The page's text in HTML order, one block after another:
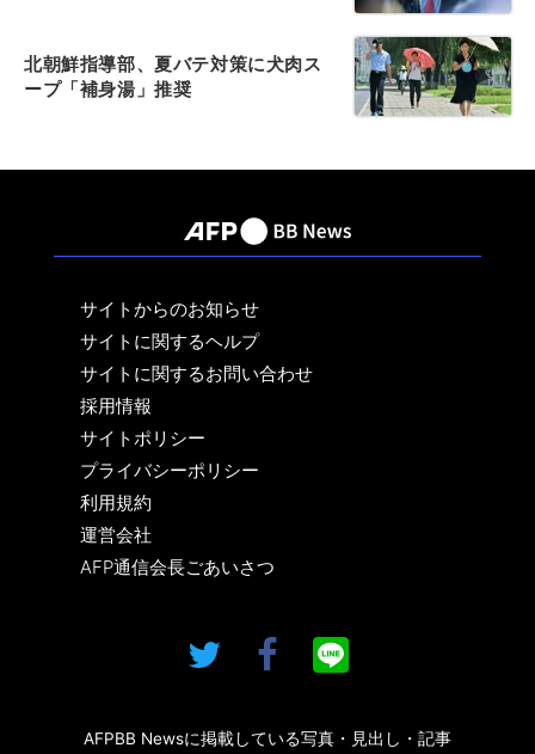
北朝鮮指導部、夏バテ対策に犬肉ス
ープ「補身湯」推奨
サイトからのお知らせ
サイトに関するヘルプ
サイトに関するお問い合わせ
採用情報
サイトポリシー
プライバシーポリシー
利用規約
運営会社
AFP通信会長ごあいさつ
AFPBB Newsに掲載している写真・見出し・記事